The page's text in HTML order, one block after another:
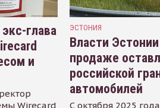
глава
и
Wirecard
ЭСТОНИЯ
Власти
продаже
российской
автомобилей
С октября 2025